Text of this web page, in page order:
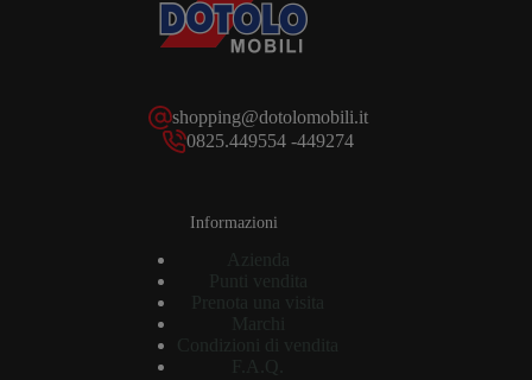
shopping@dotolomobili.it
0825.449554 -449274
Informazioni